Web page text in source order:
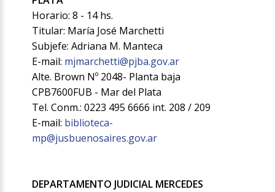
Horario: 8 - 14 hs.
Titular: María José Marchetti
Subjefe: Adriana M. Manteca
E-mail: mjmarchetti@pjba.gov.ar
Alte. Brown Nº 2048- Planta baja
CPB7600FUB - Mar del Plata
Tel. Conm.: 0223 495 6666 int. 208 / 209
E-mail: biblioteca-
mp@jusbuenosaires.gov.ar
DEPARTAMENTO JUDICIAL MERCEDES